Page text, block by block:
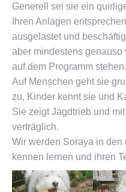
Generell sei sie ein
Ihren Anlagen
ausgelastet und
aber mindestens
auf dem Programm stehen.
Auf Menschen geht sie
zu, Kinder kennt sie und
Sie zeigt Jagdtrieb und
verträglich.
Wir werden Soraya in den
kennen lernen und ihren